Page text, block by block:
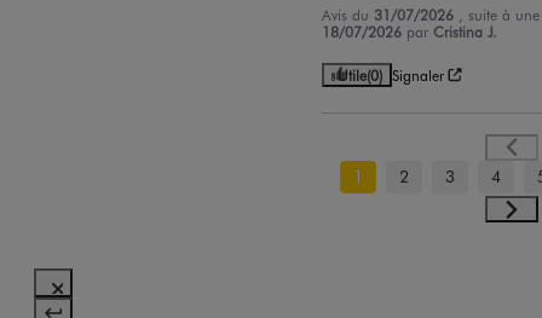
Avis du 31/07/2026
, suite à
18/07/2026 parCristina J.
Utile(0) Signaler
1 2 3 4